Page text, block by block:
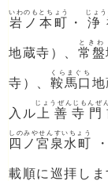
岩ノ本町
いわのもとちょう
・ 浄
じょ
地蔵寺）、 常盤
ときわ
寺）、 鞍馬口
くらまぐち
地
入ル 上善寺
じょうぜんじもんぜ
四ノ宮泉水町
しのみやせんすいちょう
・
載順に巡拝し